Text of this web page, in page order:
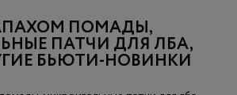
ПОМАДЫ,
ПАТЧИ ДЛЯ ЛБА,
БЬЮТИ-НОВИНКИ